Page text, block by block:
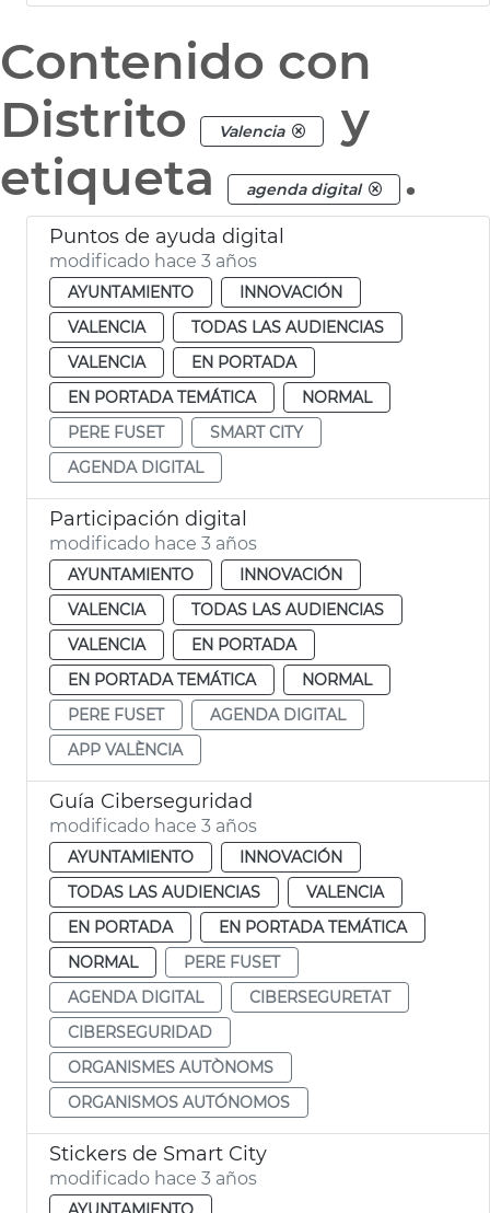
Contenido con
Distrito
Valencia
y
etiqueta
agenda digital .
Puntos de ayuda digital
modificado hace 3 años
AYUNTAMIENTO
INNOVACIÓN
VALENCIA
TODAS LAS AUDIENCIAS
VALENCIA
EN PORTADA
EN PORTADA TEMÁTICA
NORMAL
PERE FUSET
SMART CITY
AGENDA DIGITAL
Participación digital
modificado hace 3 años
AYUNTAMIENTO
INNOVACIÓN
VALENCIA
TODAS LAS AUDIENCIAS
VALENCIA
EN PORTADA
EN PORTADA TEMÁTICA
NORMAL
PERE FUSET
AGENDA DIGITAL
APP VALÈNCIA
Guía Ciberseguridad
modificado hace 3 años
AYUNTAMIENTO
INNOVACIÓN
TODAS LAS AUDIENCIAS
VALENCIA
EN PORTADA
EN PORTADA TEMÁTICA
NORMAL
PERE FUSET
AGENDA DIGITAL
CIBERSEGURETAT
CIBERSEGURIDAD
ORGANISMES AUTÒNOMS
ORGANISMOS AUTÓNOMOS
Stickers de Smart City
modificado hace 3 años